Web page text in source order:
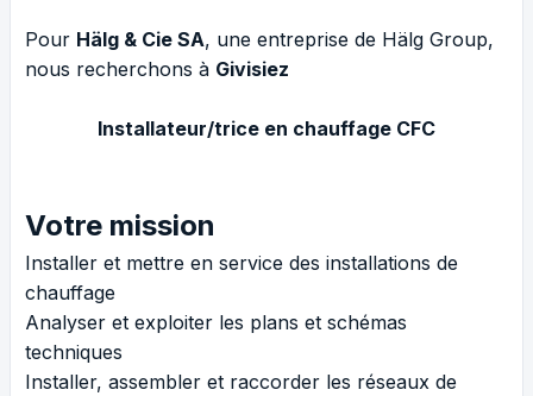
Pour Hälg & Cie SA, une entreprise de Hälg Group,
nous recherchons à Givisiez
Installateur/trice en chauffage CFC
Votre mission
Installer et mettre en service des installations de
chauffage
Analyser et exploiter les plans et schémas
techniques
Installer, assembler et raccorder les réseaux de